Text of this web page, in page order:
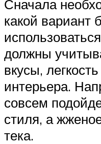
Сначала
какой вариант
должны
вкусы,
интерьера.
совсем
стиля, а
тека.